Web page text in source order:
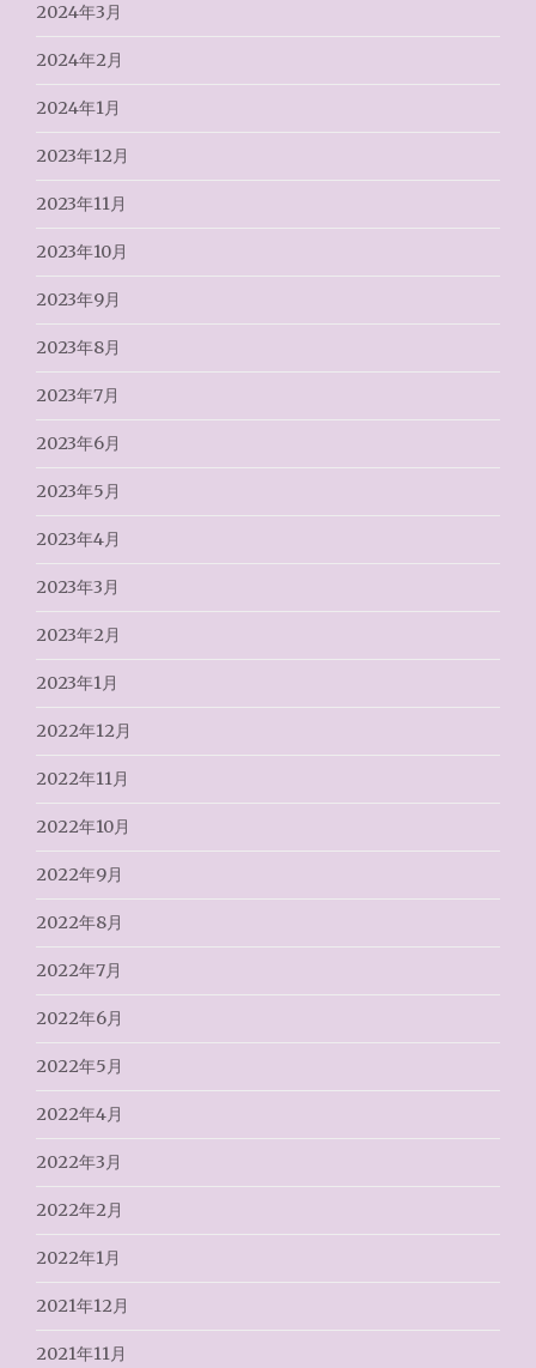
2024年3月
2024年2月
2024年1月
2023年12月
2023年11月
2023年10月
2023年9月
2023年8月
2023年7月
2023年6月
2023年5月
2023年4月
2023年3月
2023年2月
2023年1月
2022年12月
2022年11月
2022年10月
2022年9月
2022年8月
2022年7月
2022年6月
2022年5月
2022年4月
2022年3月
2022年2月
2022年1月
2021年12月
2021年11月